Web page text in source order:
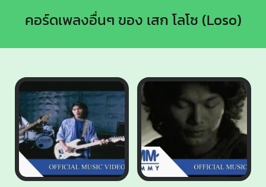
คอร์ดเพลงอื่นๆ ของ เสก โลโซ (Loso)